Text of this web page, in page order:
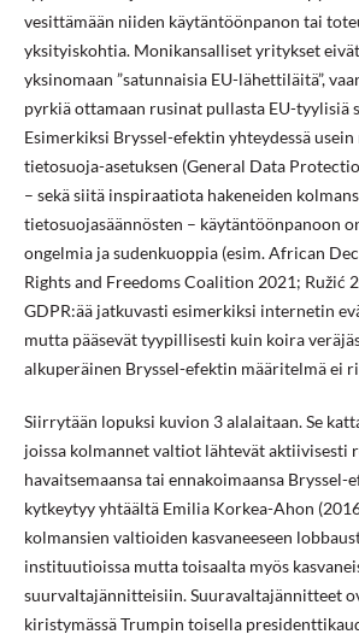
vesittämään niiden käytäntöönpanon tai
yksityiskohtia. Monikansalliset yritykset
yksinomaan ”satunnaisia EU-lähettiläitä”,
pyrkiä ottamaan rusinat pullasta EU-tyylisiä
Esimerkiksi Bryssel-efektin yhteydessä
tietosuoja-asetuksen (General Data
– sekä siitä inspiraatiota hakeneiden
tietosuojasäännösten – käytäntöönpanoon
ongelmia ja sudenkuoppia (esim. African
Rights and Freedoms Coalition 2021; Ružić
GDPR:ää jatkuvasti esimerkiksi internetin
mutta pääsevät tyypillisesti kuin koira
alkuperäinen Bryssel-efektin määritelmä ei
Siirrytään lopuksi kuvion 3 alalaitaan. Se
joissa kolmannet valtiot lähtevät aktiivisesti
havaitsemaansa tai ennakoimaansa
kytkeytyy yhtäältä Emilia Korkea-Ahon
kolmansien valtioiden kasvaneeseen
instituutioissa mutta toisaalta myös
suurvaltajännitteisiin. Suuravaltajännitteet
kiristymässä Trumpin toisella